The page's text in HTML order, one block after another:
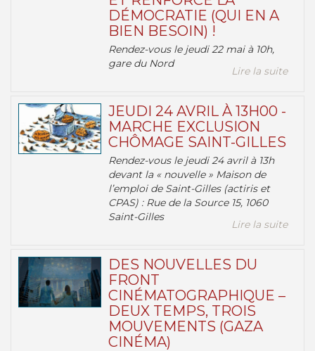
DÉMOCRATIE (QUI EN A
BIEN BESOIN) !
Rendez-vous le jeudi 22 mai à 10h,
gare du Nord
Lire la suite
JEUDI 24 AVRIL À 13H00 -
MARCHE EXCLUSION
CHÔMAGE SAINT-GILLES
Rendez-vous le jeudi 24 avril à 13h
devant la « nouvelle » Maison de
l’emploi de Saint-Gilles (actiris et
CPAS) : Rue de la Source 15, 1060
Saint-Gilles
Lire la suite
DES NOUVELLES DU
FRONT
CINÉMATOGRAPHIQUE –
DEUX TEMPS, TROIS
MOUVEMENTS (GAZA
CINÉMA)